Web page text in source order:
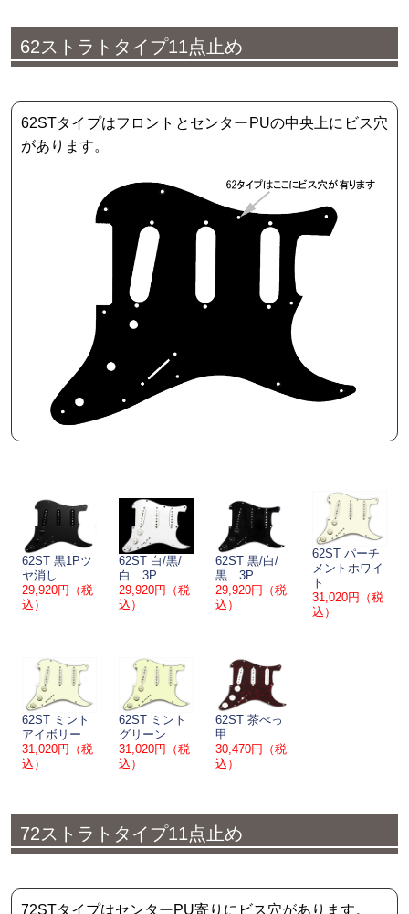
62ストラトタイプ11点止め
62STタイプはフロントとセンターPUの中央上にビス穴
があります。
62ST 黒1Pツ
ヤ消し
29,920円（税
込）
62ST 白/黒/
白 3P
29,920円（税
込）
62ST 黒/白/
黒 3P
29,920円（税
込）
62ST パーチ
メントホワイ
ト
31,020円（税
込）
62ST ミント
アイボリー
31,020円（税
込）
62ST ミント
グリーン
31,020円（税
込）
62ST 茶べっ
甲
30,470円（税
込）
72ストラトタイプ11点止め
72STタイプはセンターPU寄りにビス穴があります。